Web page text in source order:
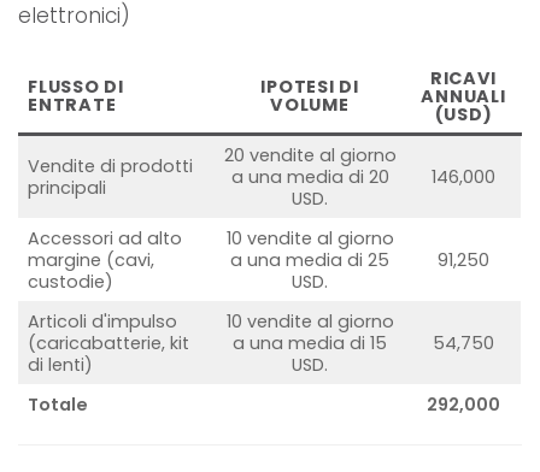
elettronici)
FLUSSO DI
ENTRATE
IPOTESI DI
VOLUME
RICAVI
ANNUALI
(USD)
Vendite di prodotti
principali
20 vendite al giorno
a una media di 20
USD.
146,000
Accessori ad alto
margine (cavi,
custodie)
10 vendite al giorno
a una media di 25
USD.
91,250
Articoli d'impulso
(caricabatterie, kit
di lenti)
10 vendite al giorno
a una media di 15
USD.
54,750
Totale 292,000